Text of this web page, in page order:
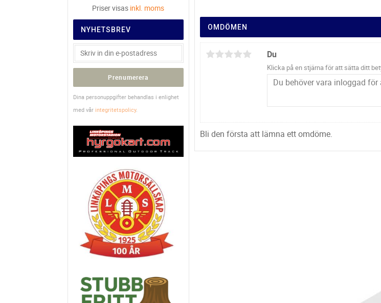
OMDÖMEN
Du
Klicka på en stjärna för att sätta ditt
Bli den första att lämna ett omdöme.
Priser visas inkl. moms
NYHETSBREV
Prenumerera
Dina personuppgifter behandlas i enlighet
med vår integritetspolicy.